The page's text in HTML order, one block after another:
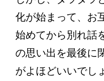
化が始まって、お
始めてから別れ話
の思い出を最後に
がよほどいいでし